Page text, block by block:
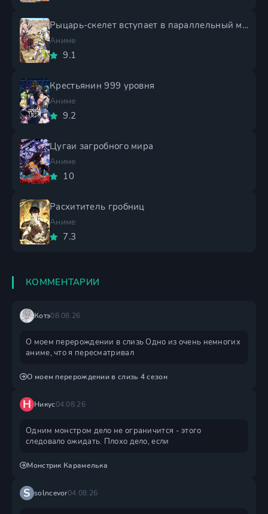
Рыцарь-скелет вступает в параллельный мир 2 сезон
Аниме
9.1
Крестьянин 999 уровня
Аниме
9.2
Цугаи загробного мира
Аниме
10
Расхититель гробниц
Аниме
7.3
КОММЕНТАРИИ
Котэ08.08.26
О моем перерождении в слизь Одно из очень немногих
аниме, что я пересматривал
О моем перерождении в слизь 4 сезон
Н Никус04.08.26
Одним монстром дело не ограничится - этого
следовало ожидать. Плохо дело, если
Монстрик Карамелька
S solncevor04.08.26